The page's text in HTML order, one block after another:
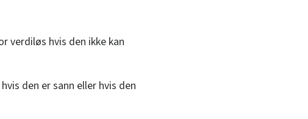
verdiløs hvis den ikke kan
den er sann eller hvis den